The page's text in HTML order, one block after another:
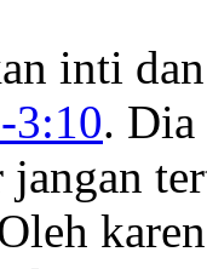
inti
3:10. Dia
jangan